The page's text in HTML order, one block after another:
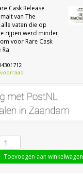
Cask Release
van The
vaten die op
rijpen werd minder
voor Rare Cask